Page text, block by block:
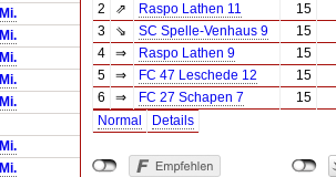
Mi.
Mi.
Mi.
Mi.
Mi.
Mi.
Mi.
2
⇗ Raspo Lathen 11
15
3
⇘ SC Spelle-Venhaus 9
15
4
⇒ Raspo Lathen 9
15
5
⇒ FC 47 Leschede 12
15
6
⇒ FC 27 Schapen 7
15
Normal
Details